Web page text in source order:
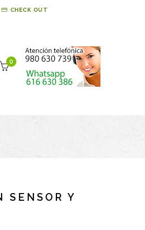
CHECK OUT
0
SENSOR Y